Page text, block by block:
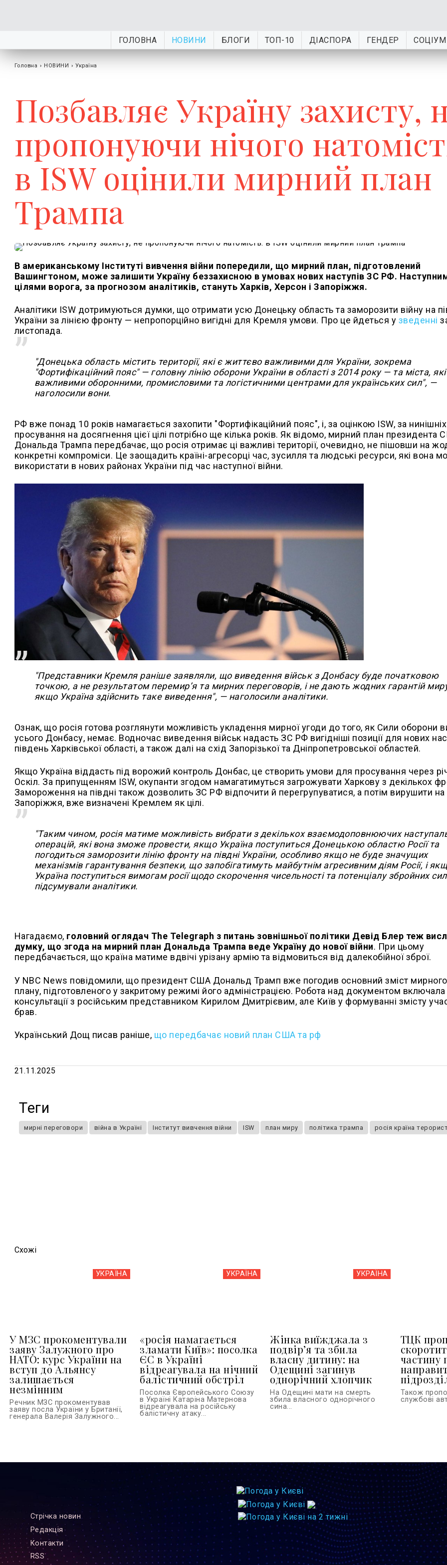
ГОЛОВНА НОВИНИ БЛОГИ ТОП-10 ДІАСПОРА ГЕНДЕР СОЦІУМ
Головна › НОВИНИ › Україна
Позбавляє Україну захисту,
пропонуючи нічого
в ISW оцінили мирний план
Трампа
В американському Інституті вивчення війни попередили, що мирний план, підготовлений
Вашингтоном, може залишити Україну беззахисною в умовах нових наступів ЗС РФ.
цілями ворога, за прогнозом аналітиків, стануть Харків, Херсон і Запоріжжя.
Аналітики ISW дотримуються думки, що отримати усю Донецьку область та заморозити війну на
України за лінією фронту — непропорційно вигідні для Кремля умови. Про це йдеться у зведенні
листопада.
"Донецька область містить території, які є життєво важливими для України, зокрема
"Фортифікаційний пояс" — головну лінію оборони України в області з 2014 року — та міста,
важливими оборонними, промисловими та логістичними центрами для українських сил", —
наголосили вони.
РФ вже понад 10 років намагається захопити "Фортифікаційний пояс", і, за оцінкою ISW, за
просування на досягнення цієї цілі потрібно ще кілька років. Як відомо, мирний план президента
Дональда Трампа передбачає, що росія отримає ці важливі території, очевидно, не пішовши на
конкретні компроміси. Це заощадить країні-агресорці час, зусилля та людські ресурси, які вона
використати в нових районах України під час наступної війни.
"Представники Кремля раніше заявляли, що виведення військ з Донбасу буде початковою
точкою, а не результатом перемир’я та мирних переговорів, і не дають жодних гарантій
якщо Україна здійснить таке виведення", — наголосили аналітики.
Ознак, що росія готова розглянути можливість укладення мирної угоди до того, як Сили оборони
усього Донбасу, немає. Водночас виведення військ надасть ЗС РФ вигідніші позиції для нових
південь Харківської області, а також далі на схід Запорізької та Дніпропетровської областей.
Якщо Україна віддасть під ворожий контроль Донбас, це створить умови для просування через
Оскіл. За припущенням ISW, окупанти згодом намагатимуться загрожувати Харкову з декількох
Замороження на півдні також дозволить ЗС РФ відпочити й перегрупуватися, а потім вирушити на
Запоріжжя, вже визначені Кремлем як цілі.
"Таким чином, росія матиме можливість вибрати з декількох взаємодоповнюючих
операцій, які вона зможе провести, якщо Україна поступиться Донецькою областю Росії та
погодиться заморозити лінію фронту на півдні України, особливо якщо не буде значущих
механізмів гарантування безпеки, що запобігатимуть майбутнім агресивним діям Росії, і
Україна поступиться вимогам росії щодо скорочення чисельності та потенціалу збройних
підсумували аналітики.
Нагадаємо, головний оглядач The Telegraph з питань зовнішньої політики Девід Блер теж
думку, що згода на мирний план Дональда Трампа веде Україну до нової війни. При цьому
передбачається, що країна матиме вдвічі урізану армію та відмовиться від далекобійної зброї.
У NBC News повідомили, що президент США Дональд Трамп вже погодив основний зміст мирного
плану, підготовленого у закритому режимі його адміністрацією. Робота над документом включала
консультації з російським представником Кирилом Дмитрієвим, але Київ у формуванні змісту
брав.
Український Дощ писав раніше, що передбачає новий план США та рф
21.11.2025
Теги
мирні переговори війна в Україні Інститут вивчення війни ISW план миру політика трампа росія країна
Схожi
УКРАЇНА
У МЗС прокоментували
заяву Залужного про
НАТО: курс України на
вступ до Альянсу
залишається
незмінним
Речник МЗС прокоментував
заяву посла України у Британії,
генерала Валерія Залужного...
УКРАЇНА
«росія намагається
зламати Київ»: посолка
ЄС в Україні
відреагувала на нічний
балістичний обстріл
Посолка Європейського Союзу
в Україні Катаріна Матернова
відреагувала на російську
балістичну атаку...
УКРАЇНА
Жінка виїжджала з
подвір’я та збила
власну дитину: на
Одещині загинув
однорічний хлопчик
На Одещині мати на смерть
збила власного однорічного
сина...
ТЦК
частину
Також
службові
Стрiчка новин
Редакцiя
Контакти
RSS